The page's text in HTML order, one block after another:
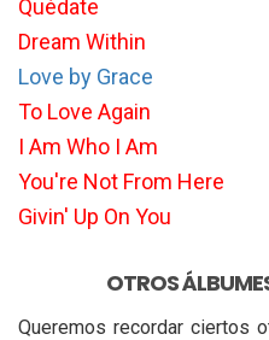
Quédate
Dream Within
Love by Grace
To Love Again
I Am Who I Am
You're Not From Here
Givin' Up On You
OTROS
Queremos recordar ciertos